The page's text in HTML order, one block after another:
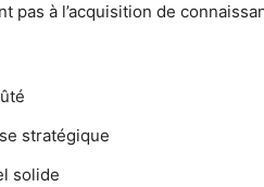
pas à l’acquisition de
stratégique
solide